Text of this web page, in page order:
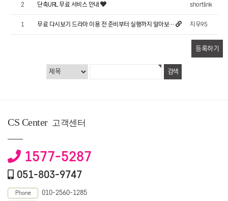
2 단축URL 무료 서비스 안내 shortlink
1 무료 다시보기 드라마 이용 전 준비부터 실행까지 알아보… 지우95
등록하기
CS Center 고객센터
1577-5287
051-803-9747
Phone 010-2560-1285